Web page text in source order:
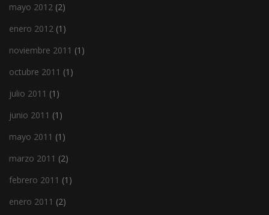
mayo 2012 (2)
enero 2012 (1)
noviembre 2011 (1)
octubre 2011 (1)
julio 2011 (1)
junio 2011 (1)
mayo 2011 (1)
marzo 2011 (2)
febrero 2011 (1)
enero 2011 (2)